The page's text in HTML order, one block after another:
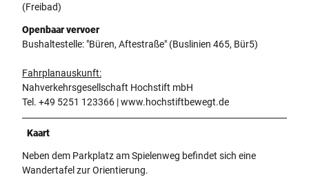
(Freibad)
Openbaar vervoer
Bushaltestelle: "Büren, Aftestraße" (Buslinien 465, Bür5)
Fahrplanauskunft:
Nahverkehrsgesellschaft Hochstift mbH
Tel. +49 5251 123366 | www.hochstiftbewegt.de
Kaart
Neben dem Parkplatz am Spielenweg befindet sich eine
Wandertafel zur Orientierung.